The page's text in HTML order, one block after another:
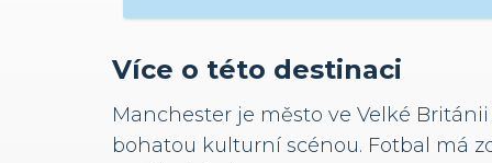
Více o této destinaci
Manchester je město ve Velké
bohatou kulturní scénou. Fotbal má